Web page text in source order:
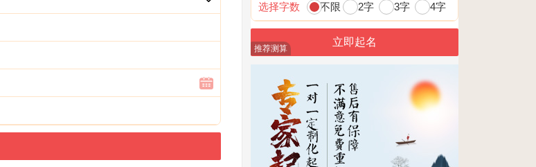
选择字数 不限 2字 3字 4字
推荐测算